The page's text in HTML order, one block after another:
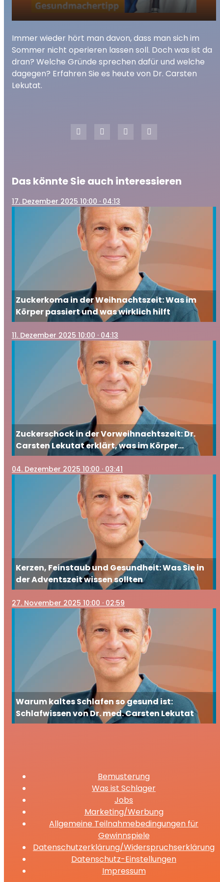
play_arrow
07.08.2018 Der Radio Paloma
Gesundmachertipp: Operationen im
Sommer
Immer wieder hört man davon, dass man sich im
Sommer nicht operieren lassen soll. Doch was ist da
dran? Welche Gründe sprechen dafür und welche
dagegen? Erfahren Sie es heute von Dr. Carsten
Lekutat.
Das könnte Sie auch interessieren
17. Dezember 2025 10:00 · 04:13
Zuckerkoma in der Weihnachtszeit: Was im
Körper passiert und was wirklich hilft
11. Dezember 2025 10:00 · 04:13
Zuckerschock in der Vorweihnachtszeit: Dr.
Carsten Lekutat erklärt, was im Körper
passiert und wie Sie gegensteuern
04. Dezember 2025 10:00 · 03:41
Kerzen, Feinstaub und Gesundheit: Was Sie in
der Adventszeit wissen sollten
27. November 2025 10:00 · 02:59
Warum kaltes Schlafen so gesund ist:
Schlafwissen von Dr. med. Carsten Lekutat
Bemusterung
Was ist Schlager
Jobs
Marketing/Werbung
Allgemeine Teilnahmebedingungen für
Gewinnspiele
Datenschutzerklärung/Widerspruchserklärung
Datenschutz-Einstellungen
Impressum